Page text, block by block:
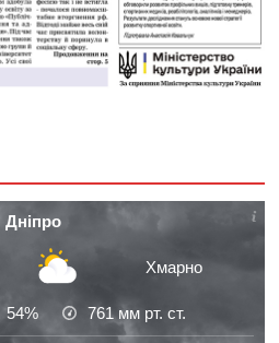
Дніпро
Хмарно
54% 761мм рт. ст.